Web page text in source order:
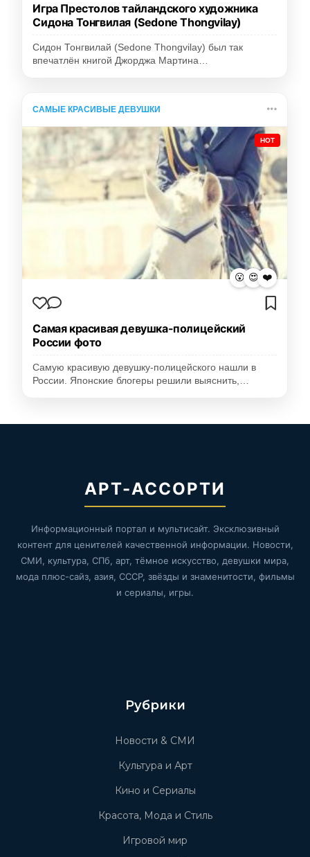
Игра Престолов тайландского художника
Сидона Тонгвилая (Sedone Thongvilay)
Сидон Тонгвилай (Sedone Thongvilay) был так
впечатлён книгой Джорджа Мартина…
САМЫЕ КРАСИВЫЕ ДЕВУШКИ
HOT
😮 😍 ❤️
Самая красивая девушка-полицейский
России фото
Самую красивую девушку-полицейского нашли в
России. Японские блогеры решили выяснить,…
АРТ-АССОРТИ
Информационный портал и мультисайт. Эксклюзивный
контент для ценителей качественной информации. Новости,
СМИ, культура, СПб, арт, тёмное искусство, девушки мира,
мода плюс-сайз, азия, СССР, звёзды и знаменитости, фильмы
и сериалы, игры.
Рубрики
Новости & СМИ
Культура и Арт
Кино и Сериалы
Красота, Мода и Стиль
Игровой мир